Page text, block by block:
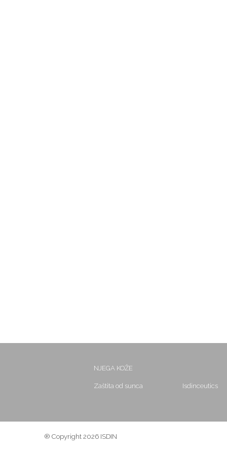
NJEGA KOŽE
Zaštita od sunca Isdinceutics
® Copyright 2026 ISDIN